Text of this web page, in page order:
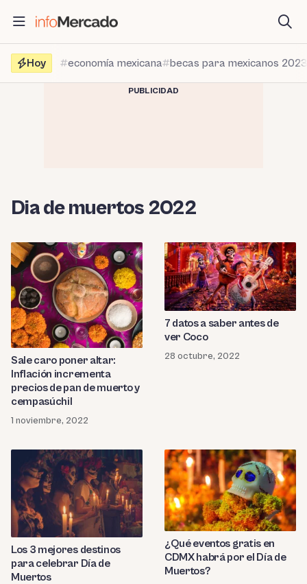
contenido
Hoy
economía mexicana becas para mexicanos 2023
PUBLICIDAD
Dia de muertos 2022
Sale caro poner altar:
Inflación incrementa
precios de pan de muerto y
cempasúchil
1 noviembre, 2022
7 datos a saber antes de
ver Coco
28 octubre, 2022
Los 3 mejores destinos
para celebrar Día de
Muertos
¿Qué eventos gratis en
CDMX habrá por el Día de
Muertos?